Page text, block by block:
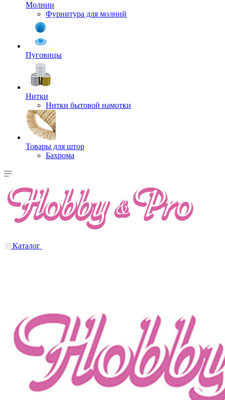
Молнии
Фурнитура для молний
Пуговицы
Нитки
Нитки бытовой намотки
Товары для штор
Бахрома
Каталог